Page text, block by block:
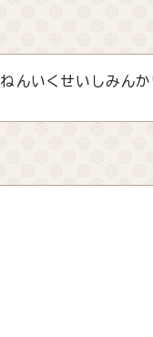
んいくせいしみんか